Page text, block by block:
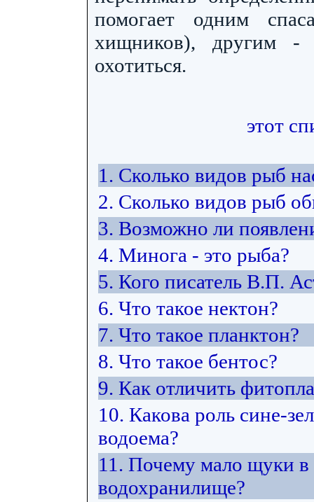
помогает одним
хищников), другим
охотиться.
этот
1. Сколько видов рыб
2. Сколько видов рыб
3. Возможно ли
4. Минога - это рыба?
5. Кого писатель В.П.
6. Что такое нектон?
7. Что такое планктон?
8. Что такое бентос?
9. Как отличить
10. Какова роль сине-
водоема?
11. Почему мало щуки в
водохранилище?